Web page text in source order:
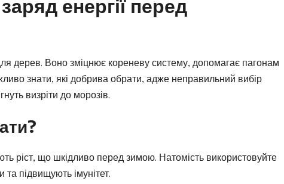
енергії перед
дерев. Воно зміцнює кореневу систему, допомагає пагонам
знати, які добрива обрати, адже неправильний вибір
визріти до морозів.
ріст, що шкідливо перед зимою. Натомість використовуйте
підвищують імунітет.